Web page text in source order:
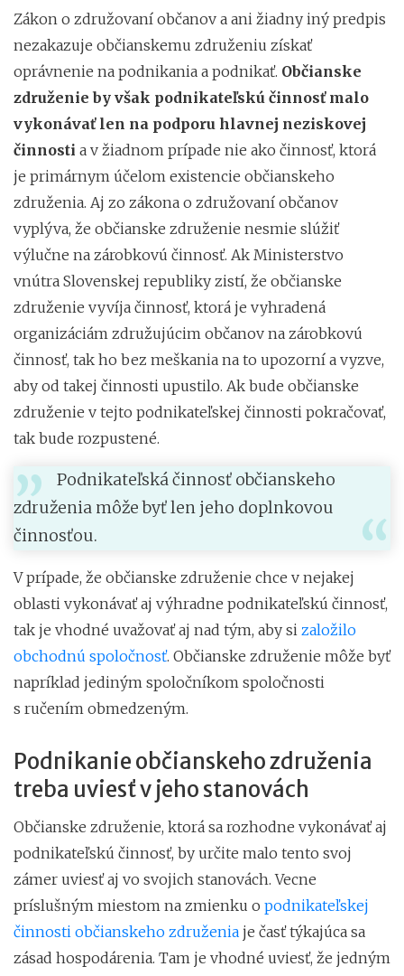
Zákon o združovaní občanov a ani žiadny iný predpis
nezakazuje občianskemu združeniu získať
oprávnenie na podnikania a podnikať. Občianske
združenie by však podnikateľskú činnosť malo
vykonávať len na podporu hlavnej neziskovej
činnosti a v žiadnom prípade nie ako činnosť, ktorá
je primárnym účelom existencie občianskeho
združenia. Aj zo zákona o združovaní občanov
vyplýva, že občianske združenie nesmie slúžiť
výlučne na zárobkovú činnosť. Ak Ministerstvo
vnútra Slovenskej republiky zistí, že občianske
združenie vyvíja činnosť, ktorá je vyhradená
organizáciám združujúcim občanov na zárobkovú
činnosť, tak ho bez meškania na to upozorní a vyzve,
aby od takej činnosti upustilo. Ak bude občianske
združenie v tejto podnikateľskej činnosti pokračovať,
tak bude rozpustené.
Podnikateľská činnosť občianskeho
združenia môže byť len jeho doplnkovou
činnosťou.
V prípade, že občianske združenie chce v nejakej
oblasti vykonávať aj výhradne podnikateľskú činnosť,
tak je vhodné uvažovať aj nad tým, aby si založilo
obchodnú spoločnosť. Občianske združenie môže byť
napríklad jediným spoločníkom spoločnosti
s ručením obmedzeným.
Podnikanie občianskeho združenia
treba uviesť v jeho stanovách
Občianske združenie, ktorá sa rozhodne vykonávať aj
podnikateľskú činnosť, by určite malo tento svoj
zámer uviesť aj vo svojich stanovách. Vecne
príslušným miestom na zmienku o podnikateľskej
činnosti občianskeho združenia je časť týkajúca sa
zásad hospodárenia. Tam je vhodné uviesť, že jedným